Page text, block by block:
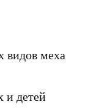
видов меха
и детей